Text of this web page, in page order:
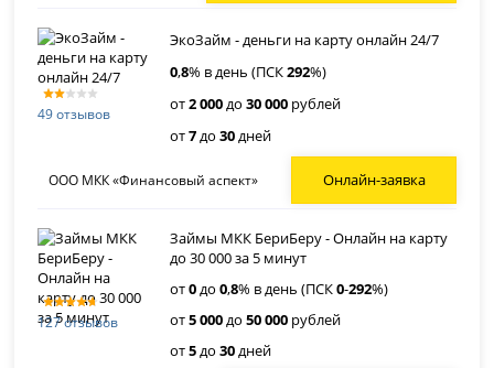
49 отзывов
ЭкоЗайм - деньги на карту онлайн 24/7
0,8% в день (ПСК292%)
от2 000до30 000 рублей
от7до30дней
ООО МКК «Финансовый аспект» Онлайн-заявка
127 отзывов
Займы МКК БериБеру - Онлайн на карту
до 30 000 за 5 минут
от0до0,8% в день (ПСК0-292%)
от5 000до50 000 рублей
от5до30дней